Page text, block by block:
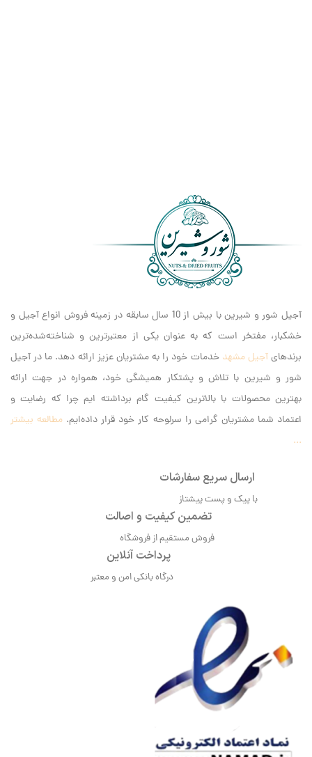
آجیل شور و شیرین با بیش از 10 سال سابقه در زمینه فروش انواع آجیل و
خشکبار، مفتخر است که به عنوان یکی از معتبرترین و شناخته‌شده‌ترین
برندهایآجیل مشهد خدمات خود را به مشتریان عزیز ارائه دهد. ما در آجیل
شور و شیرین با تلاش و پشتکار همیشگی خود، همواره در جهت ارائه
بهترین محصولات با بالاترین کیفیت گام برداشته ایم‌ چرا که رضایت و
اعتماد شما مشتریان گرامی را سرلوحه کار خود قرار داده‌ایم. مطالعه بیشتر
...
ارسال سریع سفارشات
با پیک و پست پیشتاز
تضمین کیفیت و اصالت
فروش مستقیم از فروشگاه
پرداخت آنلاین
درگاه بانکی امن و معتبر